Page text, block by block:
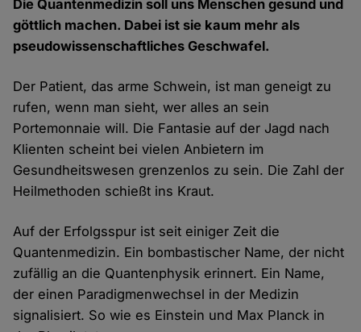
Die Quantenmedizin soll uns Menschen gesund und
göttlich machen. Dabei ist sie kaum mehr als
pseudowissenschaftliches Geschwafel.
Der Patient, das arme Schwein, ist man geneigt zu
rufen, wenn man sieht, wer alles an sein
Portemonnaie will. Die Fantasie auf der Jagd nach
Klienten scheint bei vielen Anbietern im
Gesundheitswesen grenzenlos zu sein. Die Zahl der
Heilmethoden schießt ins Kraut.
Auf der Erfolgsspur ist seit einiger Zeit die
Quantenmedizin. Ein bombastischer Name, der nicht
zufällig an die Quantenphysik erinnert. Ein Name,
der einen Paradigmenwechsel in der Medizin
signalisiert. So wie es Einstein und Max Planck in